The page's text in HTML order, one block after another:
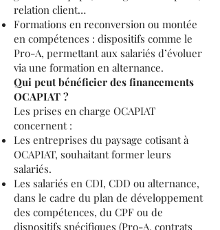
relation client…
Formations en reconversion ou montée
en compétences : dispositifs comme le
Pro-A, permettant aux salariés d’évoluer
via une formation en alternance.
Qui peut bénéficier des financements
OCAPIAT ?
Les prises en charge OCAPIAT
concernent :
Les entreprises du paysage cotisant à
OCAPIAT, souhaitant former leurs
salariés.
Les salariés en CDI, CDD ou alternance,
dans le cadre du plan de développement
des compétences, du CPF ou de
dispositifs spécifiques (Pro-A, contrats